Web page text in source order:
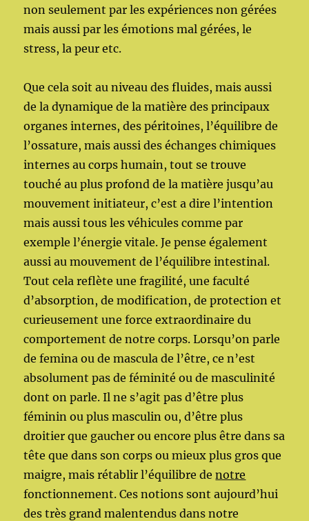
non seulement par les expériences non gérées
mais aussi par les émotions mal gérées, le
stress, la peur etc.
Que cela soit au niveau des fluides, mais aussi
de la dynamique de la matière des principaux
organes internes, des péritoines, l’équilibre de
l’ossature, mais aussi des échanges chimiques
internes au corps humain, tout se trouve
touché au plus profond de la matière jusqu’au
mouvement initiateur, c’est a dire l’intention
mais aussi tous les véhicules comme par
exemple l’énergie vitale. Je pense également
aussi au mouvement de l’équilibre intestinal.
Tout cela reflète une fragilité, une faculté
d’absorption, de modification, de protection et
curieusement une force extraordinaire du
comportement de notre corps. Lorsqu’on parle
de femina ou de mascula de l’être, ce n’est
absolument pas de féminité ou de masculinité
dont on parle. Il ne s’agit pas d’être plus
féminin ou plus masculin ou, d’être plus
droitier que gaucher ou encore plus être dans sa
tête que dans son corps ou mieux plus gros que
maigre, mais rétablir l’équilibre denotre
fonctionnement. Ces notions sont aujourd’hui
des très grand malentendus dans notre